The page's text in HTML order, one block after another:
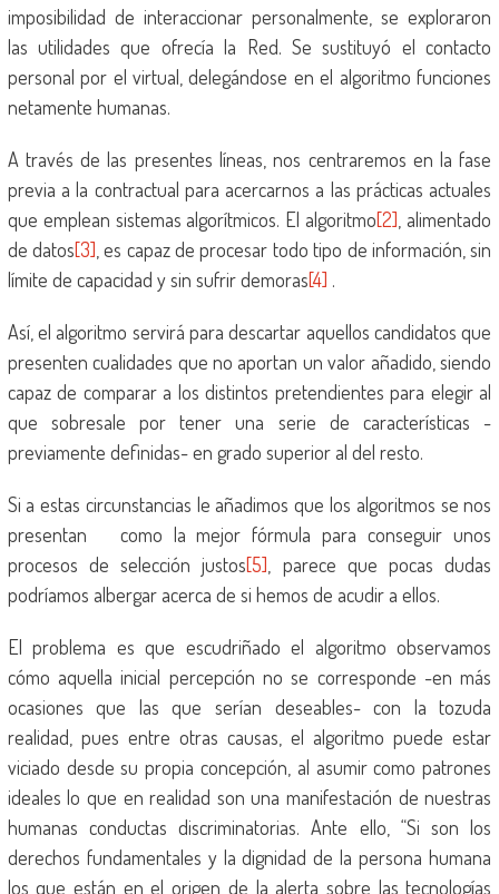
imposibilidad de interaccionar personalmente, se exploraron
las utilidades que ofrecía la Red. Se sustituyó el contacto
personal por el virtual, delegándose en el algoritmo funciones
netamente humanas.
A través de las presentes líneas, nos centraremos en la fase
previa a la contractual para acercarnos a las prácticas actuales
que emplean sistemas algorítmicos. El algoritmo[2] , alimentado
de datos[3] , es capaz de procesar todo tipo de información, sin
límite de capacidad y sin sufrir demoras[4] .
Así, el algoritmo servirá para descartar aquellos candidatos que
presenten cualidades que no aportan un valor añadido, siendo
capaz de comparar a los distintos pretendientes para elegir al
que sobresale por tener una serie de características -
previamente definidas- en grado superior al del resto.
Si a estas circunstancias le añadimos que los algoritmos se nos
presentan como la mejor fórmula para conseguir unos
procesos de selección justos[5] , parece que pocas dudas
podríamos albergar acerca de si hemos de acudir a ellos.
El problema es que escudriñado el algoritmo observamos
cómo aquella inicial percepción no se corresponde -en más
ocasiones que las que serían deseables- con la tozuda
realidad, pues entre otras causas, el algoritmo puede estar
viciado desde su propia concepción, al asumir como patrones
ideales lo que en realidad son una manifestación de nuestras
humanas conductas discriminatorias. Ante ello, “Si son los
derechos fundamentales y la dignidad de la persona humana
los que están en el origen de la alerta sobre las tecnologías